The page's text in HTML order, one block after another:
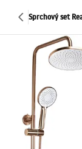
Sprchový set